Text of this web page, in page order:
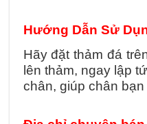
Hướng Dẫn Sử
Hãy đặt thảm đá
lên thảm, ngay lập
chân, giúp chân